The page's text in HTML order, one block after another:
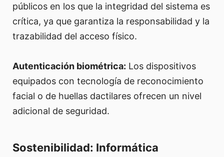
públicos en los que la integridad del sistema es
crítica, ya que garantiza la responsabilidad y la
trazabilidad del acceso físico.
Autenticación biométrica: Los dispositivos
equipados con tecnología de reconocimiento
facial o de huellas dactilares ofrecen un nivel
adicional de seguridad.
Sostenibilidad: Informática